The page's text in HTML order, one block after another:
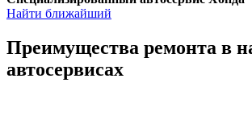
Найти ближайший
Преимущества ремонта в
автосервисах